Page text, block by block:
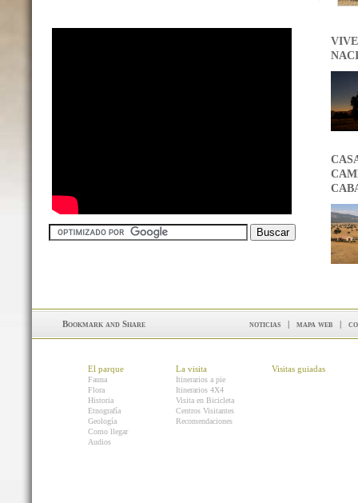
noticias | mapa web |
El parque
Fauna
Flora
Historia
Etnografía
Geología
Como llegar
Audios
La visita
Itinerarios a pie
Itinerarios 4X4
Visita en Bicicleta
Centros Visitantes
Recomendaciones
Visitas guiadas